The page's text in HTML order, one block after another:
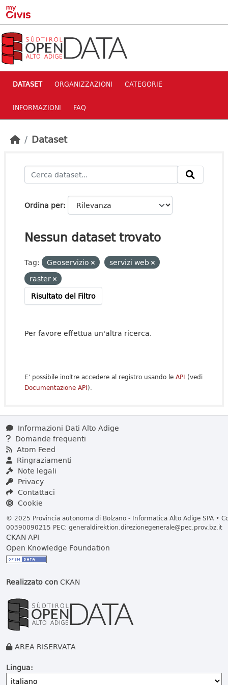
Skip to main content
DATASET ORGANIZZAZIONI CATEGORIE
INFORMAZIONI FAQ
Dataset
Ordina per
Nessun dataset trovato
Tag: Geoservizio
servizi web
raster
Risultato del Filtro
Per favore effettua un'altra ricerca.
E' possibile inoltre accedere al registro usando le API (vedi
Documentazione API).
Informazioni Dati Alto Adige
Domande frequenti
Atom Feed
Ringraziamenti
Note legali
Privacy
Contattaci
Cookie
© 2025 Provincia autonoma di Bolzano - Informatica Alto Adige SPA •
00390090215 PEC: generaldirektion.direzionegenerale@pec.prov.bz.it
CKAN API
Open Knowledge Foundation
Realizzato conCKAN
AREA RISERVATA
Lingua